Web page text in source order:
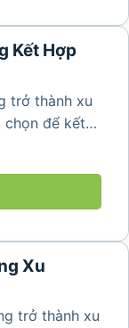
Kết Hợp
trở thành xu
chọn để kết
và xây
chuyến du
Xu
trở thành xu